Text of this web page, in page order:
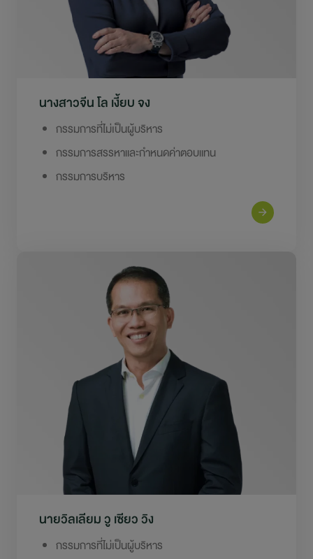
นางสาวจีน โล เงี้ยบ จง
กรรมการที่ไม่เป็นผู้บริหาร
กรรมการสรรหาและกำหนดค่าตอบแทน
กรรมการบริหาร
นายวิลเลียม วู เซียว วิง
กรรมการที่ไม่เป็นผู้บริหาร